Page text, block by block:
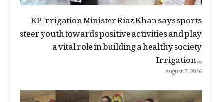
KP Irrigation Minister Riaz Khan says sports
steer youth towards positive activities and play
a vital role in building a healthy society
Irrigation...
August 7, 2026